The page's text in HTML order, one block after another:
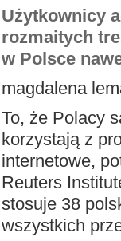
Użytkownicy
rozmaitych
w Polsce
magdalena
To, że Polacy
korzystają z
internetowe,
Reuters
stosuje 38
wszystkich